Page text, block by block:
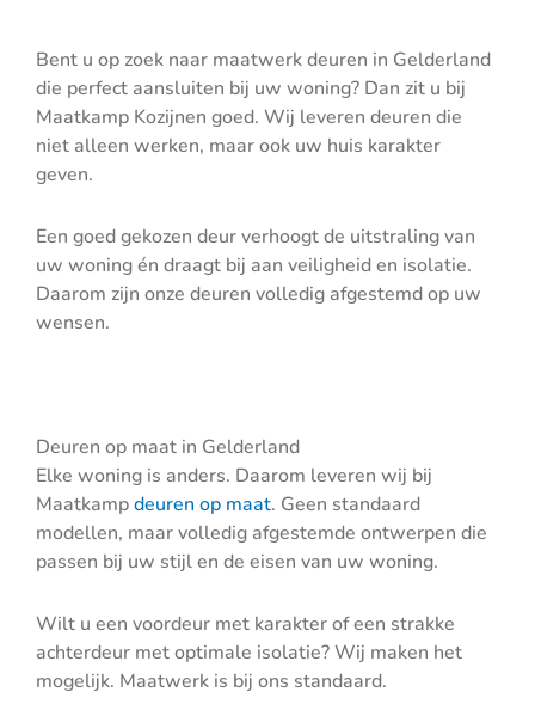
Bent u op zoek naar maatwerk deuren in Gelderland
die perfect aansluiten bij uw woning? Dan zit u bij
Maatkamp Kozijnen goed. Wij leveren deuren die
niet alleen werken, maar ook uw huis karakter
geven.
Een goed gekozen deur verhoogt de uitstraling van
uw woning én draagt bij aan veiligheid en isolatie.
Daarom zijn onze deuren volledig afgestemd op uw
wensen.
Deuren op maat in Gelderland
Elke woning is anders. Daarom leveren wij bij
Maatkampdeuren op maat. Geen standaard
modellen, maar volledig afgestemde ontwerpen die
passen bij uw stijl en de eisen van uw woning.
Wilt u een voordeur met karakter of een strakke
achterdeur met optimale isolatie? Wij maken het
mogelijk. Maatwerk is bij ons standaard.